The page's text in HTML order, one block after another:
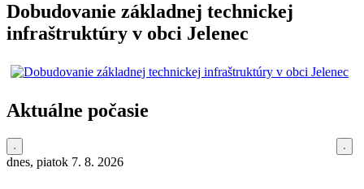
Dobudovanie základnej technickej
infraštruktúry v obci Jelenec
Aktuálne počasie
dnes, piatok 7. 8. 2026